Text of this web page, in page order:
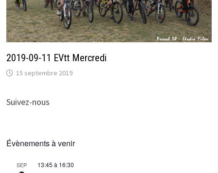
2019-09-11 EVtt Mercredi
15 septembre 2019
Suivez-nous
Évènements à venir
SEP 13:45 à 16:30